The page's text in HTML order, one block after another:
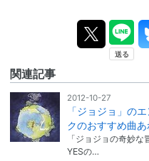
関連記事
2012-10-27
「ジョジョ」の
クのおすすめ曲
「ジョジョの奇妙
YESの…